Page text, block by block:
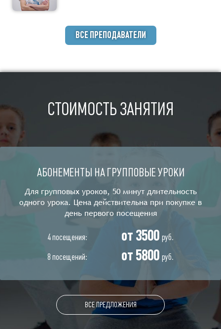
ВСЕ ПРЕПОДАВАТЕЛИ
СТОИМОСТЬ ЗАНЯТИЯ
АБОНЕМЕНТЫ НА ГРУППОВЫЕ УРОКИ
Для групповых уроков, 50 минут длительность
одного урока. Цена действительна при покупке в
день первого посещения
4 посещения: от 3500 руб.
8 посещений:
от 5800 руб.
ВСЕ ПРЕДЛОЖЕНИЯ